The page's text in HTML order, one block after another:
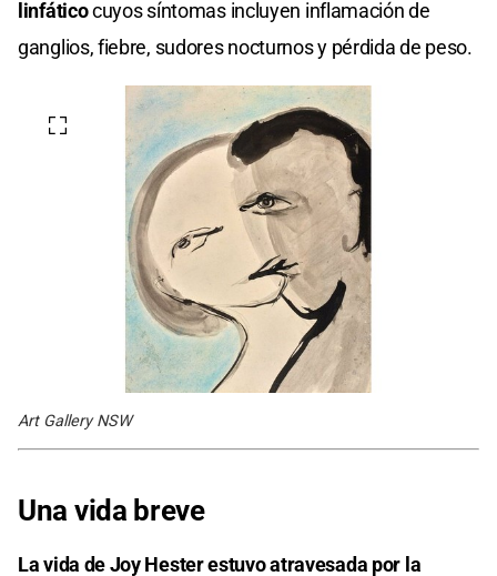
linfáticocuyos síntomas incluyen inflamación de
ganglios, fiebre, sudores nocturnos y pérdida de peso.
Art Gallery NSW
Una vida breve
La vida de Joy Hester estuvo atravesada por la